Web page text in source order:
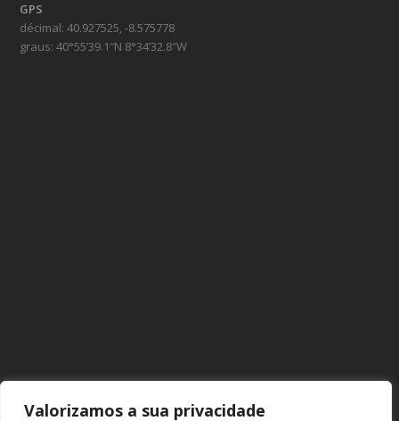
Valorizamos a sua privacidade
GPS
décimal: 40.927525, -8.575778
graus: 40°55’39.1″N 8°34’32.8″W